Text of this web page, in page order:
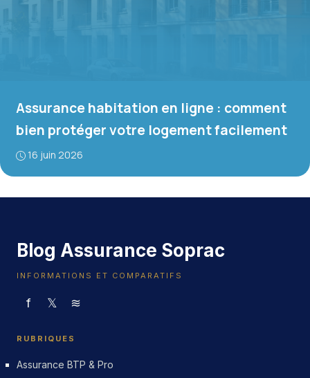
Assurance habitation en ligne : comment
bien protéger votre logement facilement
16 juin 2026
Blog Assurance Soprac
INFORMATIONS ET COMPARATIFS
f 𝕏 ≋
RUBRIQUES
Assurance BTP & Pro